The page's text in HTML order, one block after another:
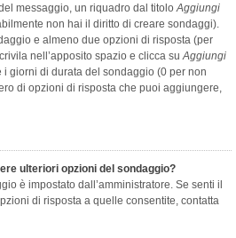
messaggio, un riquadro dal titoloAggiungi
non hai il diritto di creare sondaggi).
e almeno due opzioni di risposta (per
nell’apposito spazio e clicca suAggiungi
i giorni di durata del sondaggio (0 per non
di opzioni di risposta che puoi aggiungere,
ulteriori opzioni del sondaggio?
è impostato dall’amministratore. Se senti il
di risposta a quelle consentite, contatta